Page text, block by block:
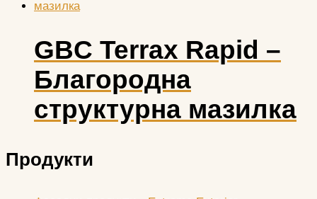
GBC Terrax Rapid –
Благородна
структурна мазилка
Продукти